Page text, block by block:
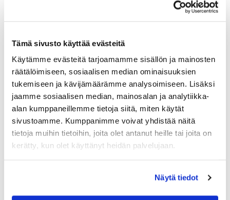
Tämä sivusto käyttää evästeitä
Käytämme evästeitä tarjoamamme sisällön ja mainosten
räätälöimiseen, sosiaalisen median ominaisuuksien
tukemiseen ja kävijämäärämme analysoimiseen. Lisäksi
jaamme sosiaalisen median, mainosalan ja analytiikka-
alan kumppaneillemme tietoja siitä, miten käytät
sivustoamme. Kumppanimme voivat yhdistää näitä
tietoja muihin tietoihin, joita olet antanut heille tai joita on
kerätty, kun olet käyttänyt heidän palvelujaan.
Näytä tiedot
Par 3 kentälle pääsee kulkemaan väylän 9 vieressä
olevaan tietä pitkin